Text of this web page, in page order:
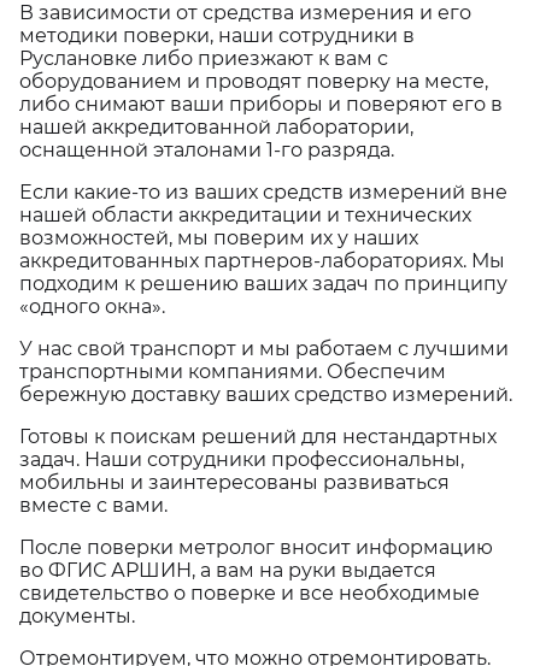
В зависимости от средства измерения и его
методики поверки, наши сотрудники в
Руслановке либо приезжают к вам с
оборудованием и проводят поверку на месте,
либо снимают ваши приборы и поверяют его в
нашей аккредитованной лаборатории,
оснащенной эталонами 1-го разряда.
Если какие-то из ваших средств измерений вне
нашей области аккредитации и технических
возможностей, мы поверим их у наших
аккредитованных партнеров-лабораториях. Мы
подходим к решению ваших задач по принципу
«одного окна».
У нас свой транспорт и мы работаем с лучшими
транспортными компаниями. Обеспечим
бережную доставку ваших средство измерений.
Готовы к поискам решений для нестандартных
задач. Наши сотрудники профессиональны,
мобильны и заинтересованы развиваться
вместе с вами.
После поверки метролог вносит информацию
во ФГИС АРШИН, а вам на руки выдается
свидетельство о поверке и все необходимые
документы.
Отремонтируем, что можно отремонтировать.